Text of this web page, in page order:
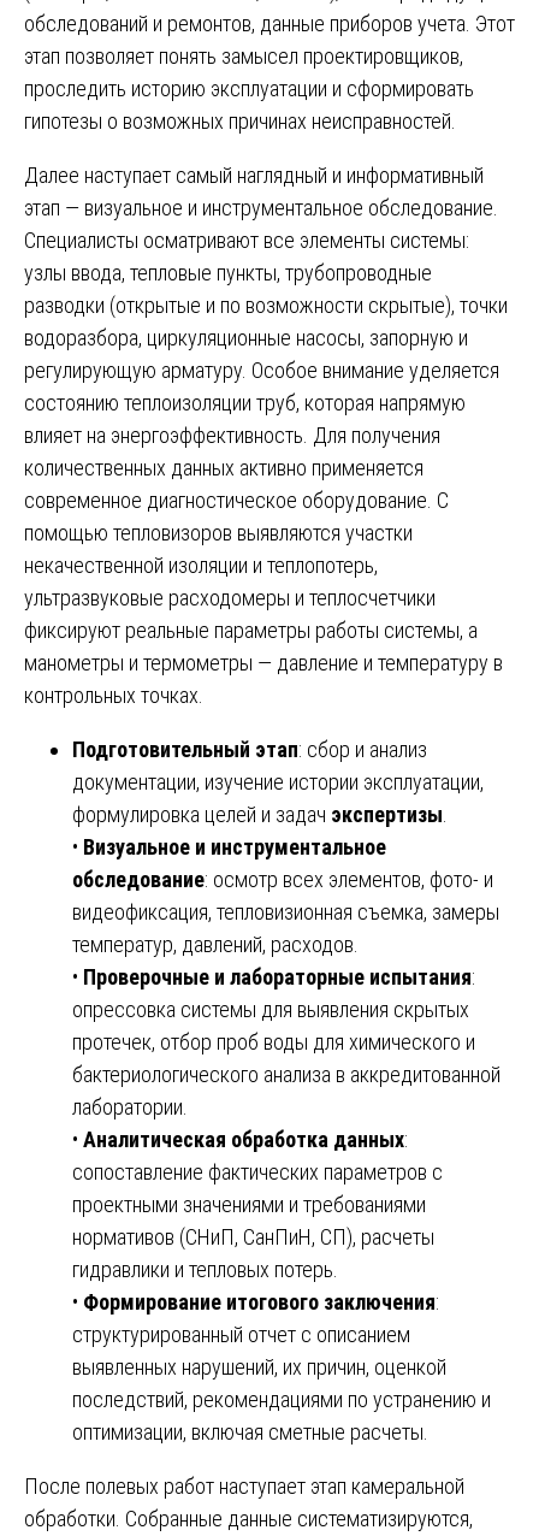
обследований и ремонтов, данные приборов учета. Этот
этап позволяет понять замысел проектировщиков,
проследить историю эксплуатации и сформировать
гипотезы о возможных причинах неисправностей.
Далее наступает самый наглядный и информативный
этап — визуальное и инструментальное обследование.
Специалисты осматривают все элементы системы:
узлы ввода, тепловые пункты, трубопроводные
разводки (открытые и по возможности скрытые), точки
водоразбора, циркуляционные насосы, запорную и
регулирующую арматуру. Особое внимание уделяется
состоянию теплоизоляции труб, которая напрямую
влияет на энергоэффективность. Для получения
количественных данных активно применяется
современное диагностическое оборудование. С
помощью тепловизоров выявляются участки
некачественной изоляции и теплопотерь,
ультразвуковые расходомеры и теплосчетчики
фиксируют реальные параметры работы системы, а
манометры и термометры — давление и температуру в
контрольных точках.
Подготовительный этап: сбор и анализ
документации, изучение истории эксплуатации,
формулировка целей и задач экспертизы
• Визуальное и инструментальное
обследование: осмотр всех элементов, фото- и
видеофиксация, тепловизионная съемка, замеры
температур, давлений, расходов.
• Проверочные и лабораторные испытания:
опрессовка системы для выявления скрытых
протечек, отбор проб воды для химического и
бактериологического анализа в аккредитованной
лаборатории.
• Аналитическая обработка данных:
сопоставление фактических параметров с
проектными значениями и требованиями
нормативов (СНиП, СанПиН, СП), расчеты
гидравлики и тепловых потерь.
• Формирование итогового заключения:
структурированный отчет с описанием
выявленных нарушений, их причин, оценкой
последствий, рекомендациями по устранению и
оптимизации, включая сметные расчеты.
После полевых работ наступает этап камеральной
обработки. Собранные данные систематизируются,